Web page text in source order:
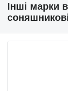
Інші марки